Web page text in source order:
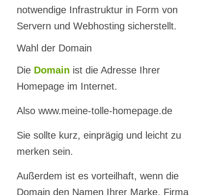
notwendige Infrastruktur in Form von
Servern und Webhosting sicherstellt.
Wahl der Domain
Die Domain ist die Adresse Ihrer
Homepage im Internet.
Also www.meine-tolle-homepage.de
Sie sollte kurz, einprägig und leicht zu
merken sein.
Außerdem ist es vorteilhaft, wenn die
Domain den Namen Ihrer Marke, Firma